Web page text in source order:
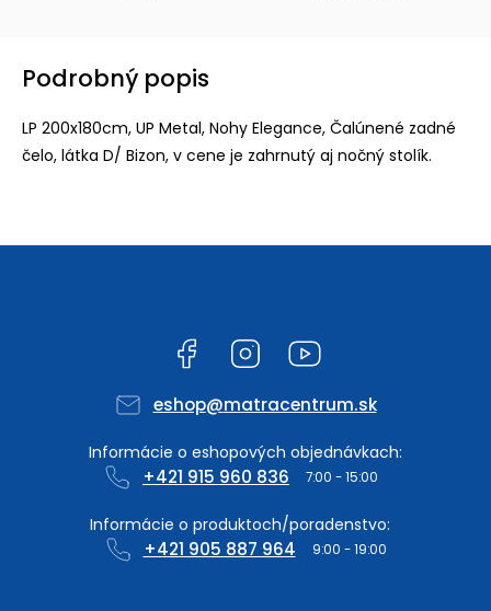
Podrobný popis
LP 200x180cm, UP Metal, Nohy Elegance, Čalúnené zadné
čelo, látka D/ Bizon, v cene je zahrnutý aj nočný stolík.
Facebook Instagram
eshop@matracentrum.sk
+421 915 960 836
+421 905 887 964